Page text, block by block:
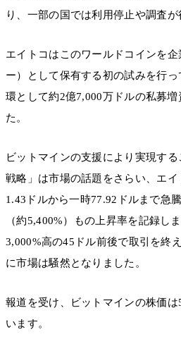
り、一部の国では利用停止や調査が
エイトコはこのワールドコインを
ー）として保有する初の試みを行
環として約2億7,000万ドルの私募増
た。
ビットマインの支援により実現す
戦略」は市場の話題をさらい、エ
1.43ドルから一時77.92ドルまで急
（約5,400%）もの上昇率を記録し
3,000%高の45ドル前後で取引を終
に市場は騒然となりました。
報道を受け、ビットマインの株価
います。